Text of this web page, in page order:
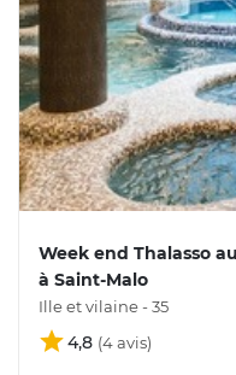
Week end Thalasso
à Saint-Malo
Ille et vilaine - 35
4,8